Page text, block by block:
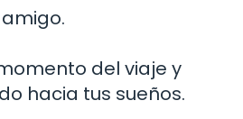
del viaje y
hacia tus sueños.